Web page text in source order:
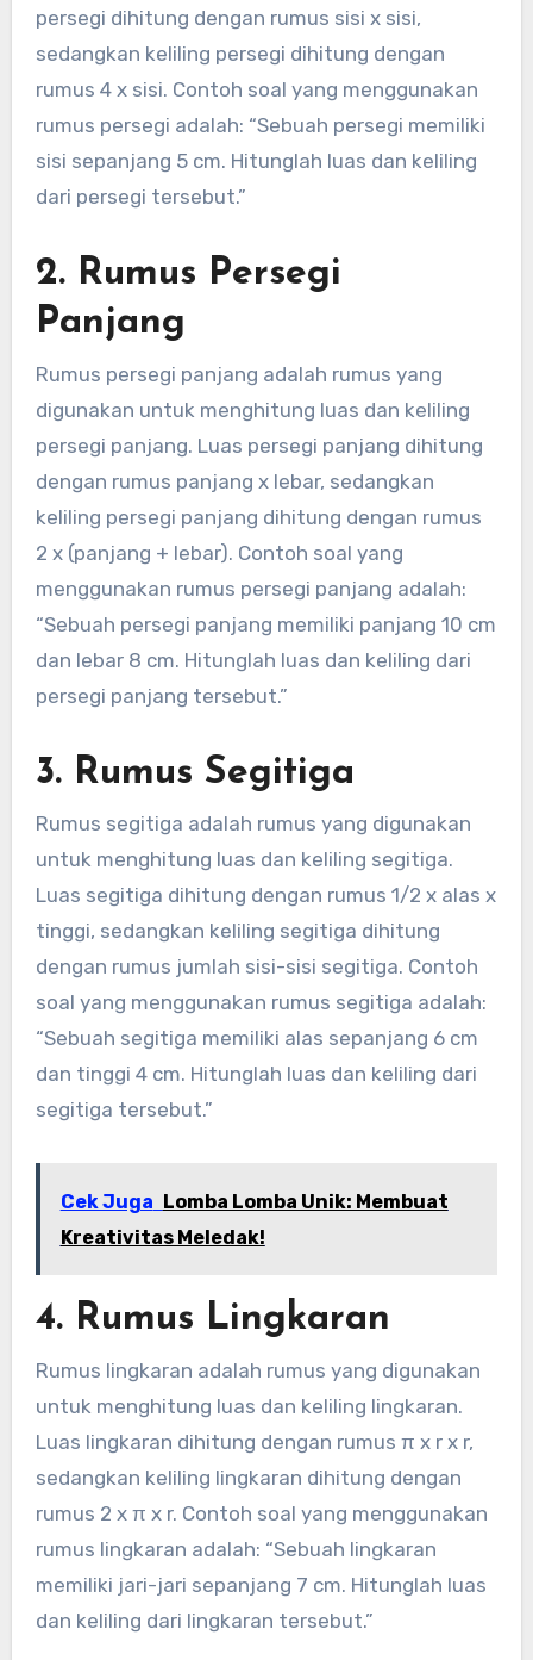
persegi dihitung dengan rumus sisi x sisi,
sedangkan keliling persegi dihitung dengan
rumus 4 x sisi. Contoh soal yang menggunakan
rumus persegi adalah: “Sebuah persegi memiliki
sisi sepanjang 5 cm. Hitunglah luas dan keliling
dari persegi tersebut.”
2. Rumus Persegi
Panjang
Rumus persegi panjang adalah rumus yang
digunakan untuk menghitung luas dan keliling
persegi panjang. Luas persegi panjang dihitung
dengan rumus panjang x lebar, sedangkan
keliling persegi panjang dihitung dengan rumus
2 x (panjang + lebar). Contoh soal yang
menggunakan rumus persegi panjang adalah:
“Sebuah persegi panjang memiliki panjang 10 cm
dan lebar 8 cm. Hitunglah luas dan keliling dari
persegi panjang tersebut.”
3. Rumus Segitiga
Rumus segitiga adalah rumus yang digunakan
untuk menghitung luas dan keliling segitiga.
Luas segitiga dihitung dengan rumus 1/2 x alas x
tinggi, sedangkan keliling segitiga dihitung
dengan rumus jumlah sisi-sisi segitiga. Contoh
soal yang menggunakan rumus segitiga adalah:
“Sebuah segitiga memiliki alas sepanjang 6 cm
dan tinggi 4 cm. Hitunglah luas dan keliling dari
segitiga tersebut.”
Cek Juga
Lomba Lomba Unik: Membuat
Kreativitas Meledak!
4. Rumus Lingkaran
Rumus lingkaran adalah rumus yang digunakan
untuk menghitung luas dan keliling lingkaran.
Luas lingkaran dihitung dengan rumus π x r x r,
sedangkan keliling lingkaran dihitung dengan
rumus 2 x π x r. Contoh soal yang menggunakan
rumus lingkaran adalah: “Sebuah lingkaran
memiliki jari-jari sepanjang 7 cm. Hitunglah luas
dan keliling dari lingkaran tersebut.”